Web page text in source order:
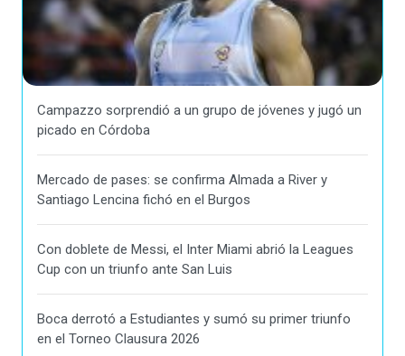
Campazzo sorprendió a un grupo de jóvenes y jugó un
picado en Córdoba
Mercado de pases: se confirma Almada a River y
Santiago Lencina fichó en el Burgos
Con doblete de Messi, el Inter Miami abrió la Leagues
Cup con un triunfo ante San Luis
Boca derrotó a Estudiantes y sumó su primer triunfo
en el Torneo Clausura 2026